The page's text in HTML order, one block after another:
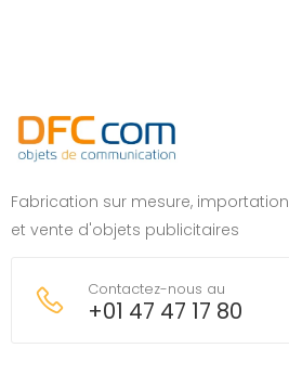
Fabrication sur mesure, importation
et vente d'objets publicitaires
Contactez-nous au
+01 47 47 17 80